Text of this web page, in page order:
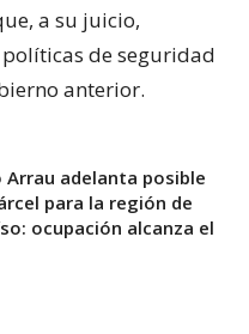
a su juicio,
de seguridad
anterior.
Arrau adelanta posible
para la región de
ocupación alcanza el